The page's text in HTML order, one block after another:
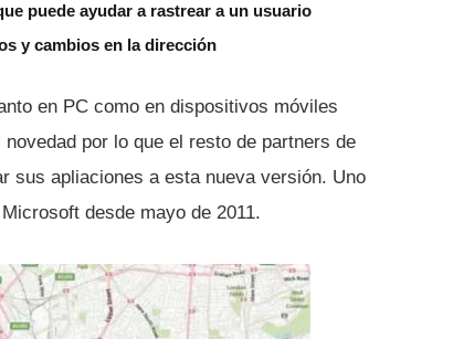
puede ayudar a rastrear a un usuario
y cambios en la dirección
en PC como en dispositivos móviles
por lo que el resto de partners de
sus apliaciones a esta nueva versión. Uno
desde mayo de 2011.